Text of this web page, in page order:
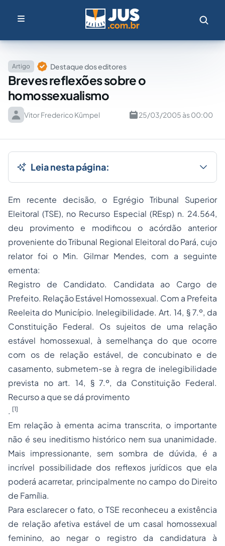
Artigo Destaque dos editores
Breves reflexões sobre o
homossexualismo
Vitor Frederico Kümpel 25/03/2005 às 00:00
Leia nesta página:
Em recente decisão, o Egrégio Tribunal Superior
Eleitoral (TSE), no Recurso Especial (REsp) n. 24.564,
deu provimento e modificou o acórdão anterior
proveniente do Tribunal Regional Eleitoral do Pará, cujo
relator foi o Min. Gilmar Mendes, com a seguinte
ementa:
Registro de Candidato. Candidata ao Cargo de
Prefeito. Relação Estável Homossexual. Com a Prefeita
Reeleita do Município. Inelegibilidade. Art. 14, § 7.º, da
Constituição Federal. Os sujeitos de uma relação
estável homossexual, à semelhança do que ocorre
com os de relação estável, de concubinato e de
casamento, submetem-se à regra de inelegibilidade
prevista no art. 14, § 7.º, da Constituição Federal.
Recurso a que se dá provimento
. [1]
Em relação à ementa acima transcrita, o importante
não é seu ineditismo histórico nem sua unanimidade.
Mais impressionante, sem sombra de dúvida, é a
incrível possibilidade dos reflexos jurídicos que ela
poderá acarretar, principalmente no campo do Direito
de Família.
Para esclarecer o fato, o TSE reconheceu a existência
de relação afetiva estável de um casal homossexual
feminino, ao negar o registro da candidatura à